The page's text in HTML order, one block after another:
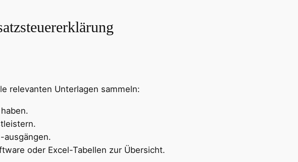
relevanten Unterlagen sammeln:
ausgängen.
oder Excel-Tabellen zur Übersicht.